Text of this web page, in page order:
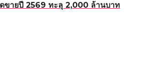
ขายปี 2569 ทะลุ 2,000 ล้านบาท